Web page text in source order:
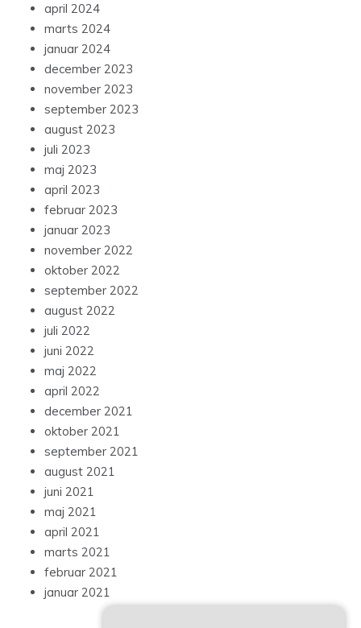
april 2024
marts 2024
januar 2024
december 2023
november 2023
september 2023
august 2023
juli 2023
maj 2023
april 2023
februar 2023
januar 2023
november 2022
oktober 2022
september 2022
august 2022
juli 2022
juni 2022
maj 2022
april 2022
december 2021
oktober 2021
september 2021
august 2021
juni 2021
maj 2021
april 2021
marts 2021
februar 2021
januar 2021